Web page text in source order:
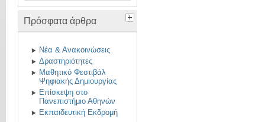
Πρόσφατα άρθρα
Νέα & Ανακοινώσεις
Δραστηριότητες
Μαθητικό Φεστιβάλ
Ψηφιακής Δημιουργίας
Επίσκεψη στο
Πανεπιστήμιο Αθηνών
Εκπαιδευτική Εκδρομή